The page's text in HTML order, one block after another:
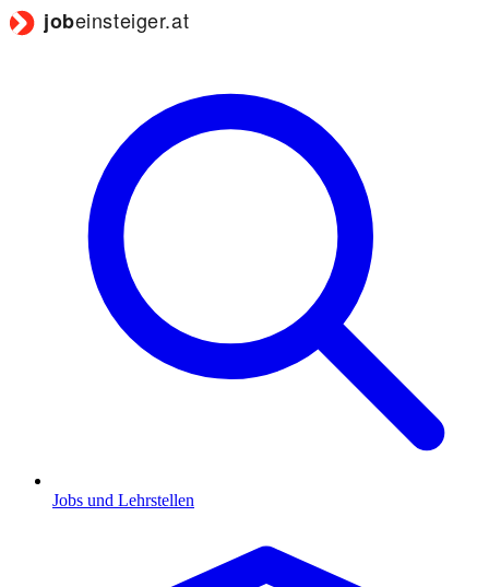
Jobs und Lehrstellen